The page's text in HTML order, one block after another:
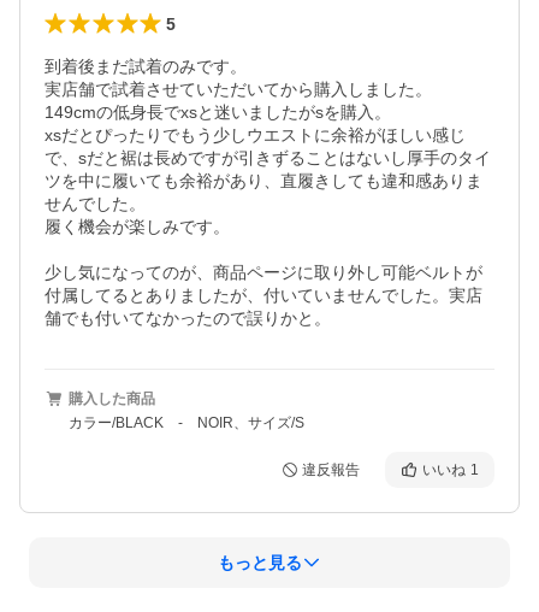
5
到着後まだ試着のみです。
実店舗で試着させていただいてから購入しました。
149cmの低身長でxsと迷いましたがsを購入。
xsだとぴったりでもう少しウエストに余裕がほしい感じ
で、sだと裾は長めですが引きずることはないし厚手のタイ
ツを中に履いても余裕があり、直履きしても違和感ありま
せんでした。
履く機会が楽しみです。
少し気になってのが、商品ページに取り外し可能ベルトが
付属してるとありましたが、付いていませんでした。実店
舗でも付いてなかったので誤りかと。
購入した商品
カラー/BLACK - NOIR、サイズ/S
違反報告 いいね 1
もっと見る